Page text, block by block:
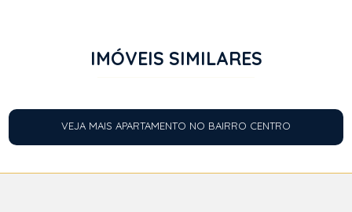
IMÓVEIS SIMILARES
VEJA MAIS APARTAMENTO NO BAIRRO CENTRO